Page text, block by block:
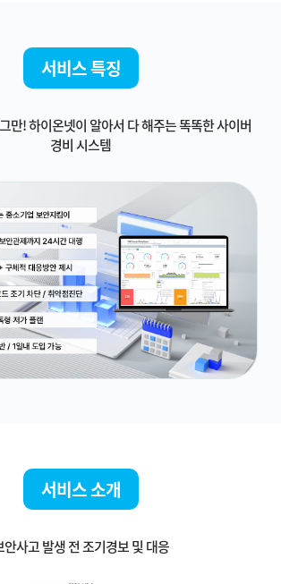
서비스 특징
만! 하이온넷이 알아서 다 해주는 똑똑한 사이버
경비 시스템
서비스 소개
안사고 발생 전 조기경보 및 대응